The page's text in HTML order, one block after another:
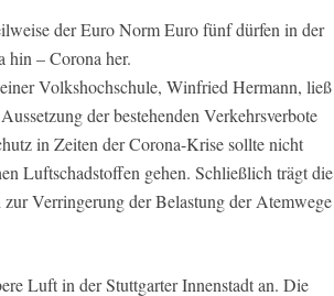
der Euro Norm Euro fünf dürfen in der
hin – Corona her.
Volkshochschule, Winfried Hermann, ließ
der bestehenden Verkehrsverbote
in Zeiten der Corona-Krise sollte nicht
Luftschadstoffen gehen. Schließlich trägt die
Verringerung der Belastung der Atemwege
Luft in der Stuttgarter Innenstadt an. Die